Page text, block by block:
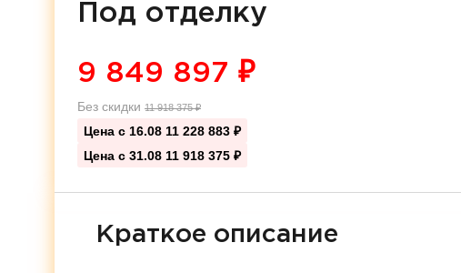
Под отделку
9 849 897 ₽
Без скидки 11 918 375₽
Цена с 16.08 11 228 883 ₽
Цена с 31.08 11 918 375 ₽
Краткое описание